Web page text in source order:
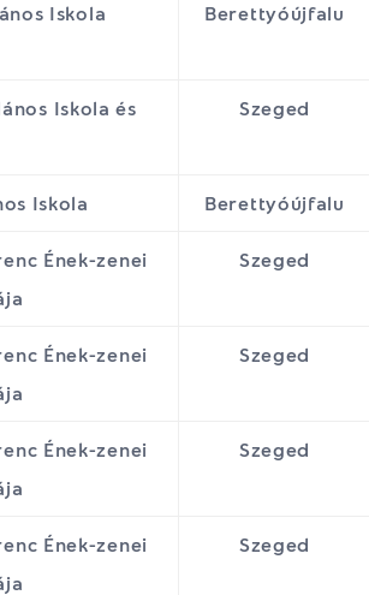
Iskola Berettyóújfalu
Iskola és
Szeged
Iskola Berettyóújfalu
Ének-zenei
Szeged
Ének-zenei
Szeged
Ének-zenei
Szeged
Ének-zenei
Szeged